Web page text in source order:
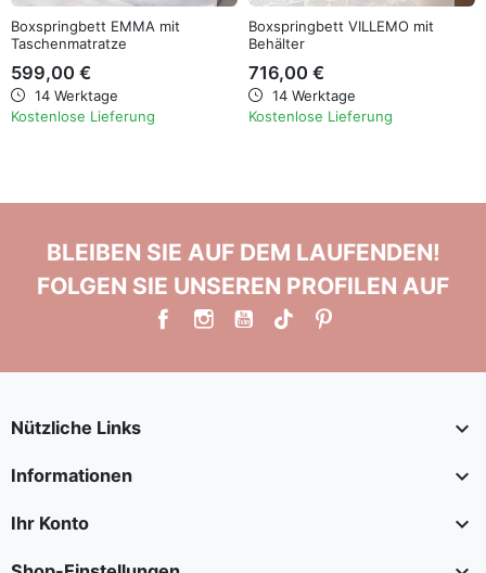
Boxspringbett EMMA mit
Taschenmatratze
599,00 €
14 Werktage
Kostenlose Lieferung
Boxspringbett VILLEMO mit
Behälter
716,00 €
14 Werktage
Kostenlose Lieferung
BLEIBEN SIE AUF DEM LAUFENDEN!
FOLGEN SIE UNSEREN PROFILEN AUF
Nützliche Links 
Informationen 
Ihr Konto 